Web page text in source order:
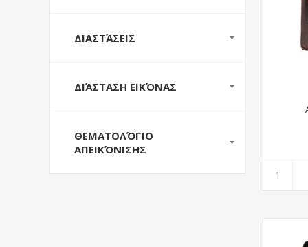
ΔΙΑΣΤΆΣΕΙΣ
ΔΙΆΣΤΑΣΗ ΕΙΚΌΝΑΣ
ΘΕΜΑΤΟΛΌΓΙΟ
ΑΠΕΙΚΌΝΙΣΗΣ